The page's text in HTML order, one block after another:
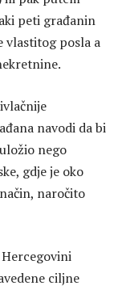
peti građanin
vlastitog posla a
navodi da bi
nego
gdje je oko
naročito
ciljne